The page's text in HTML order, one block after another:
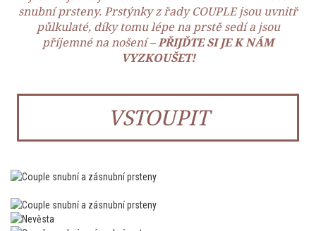
snubní prsteny. Prstýnky z řady COUPLE jsou uvnitř
půlkulaté, díky tomu lépe na prstě sedí a jsou
příjemné na nošení –PŘIJĎTE SI JE K NÁM
VYZKOUŠET!
VSTOUPIT